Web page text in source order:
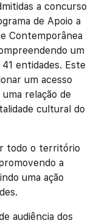
a concurso
de Apoio a
Contemporânea
um
entidades. Este
um acesso
relação de
cultural do
todo o território
a
uma ação
audiência dos